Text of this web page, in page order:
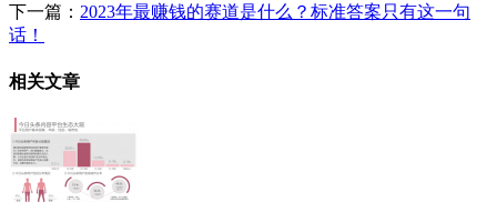
下一篇： 2023年最赚钱的赛道是什么？标准答案只有这一句
话！
相关文章